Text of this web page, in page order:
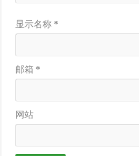
显示名称*
邮箱*
网站